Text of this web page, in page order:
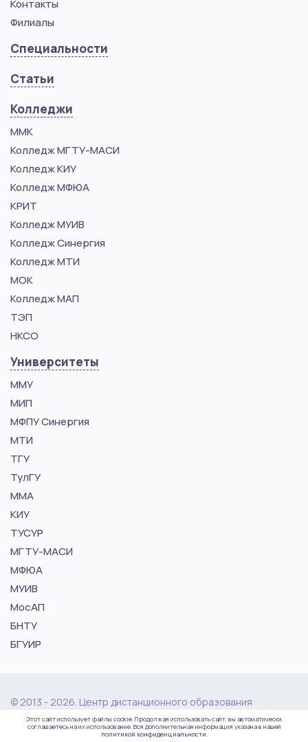
Контакты
Филиалы
Специальности
Статьи
Колледжи
ММК
Колледж МГТУ-МАСИ
Колледж КИУ
Колледж МФЮА
КРИТ
Колледж МУИВ
Колледж Синергия
Колледж МТИ
МОК
Колледж МАП
ТЭП
НКСО
Университеты
ММУ
МИП
МФПУ Синергия
МТИ
ТГУ
ТулГУ
ММА
КИУ
ТУСУР
МГТУ-МАСИ
МФЮА
МУИВ
МосАП
БНТУ
БГУИР
© 2013 - 2026. Центр дистанционного образования
"vuz24.ru"
Этот сайт использует файлы cookie. Продолжая использовать сайт, вы автоматически
соглашаетесь на их использование. Вся дополнительная информация указана в нашей
политикой конфиденциальности.